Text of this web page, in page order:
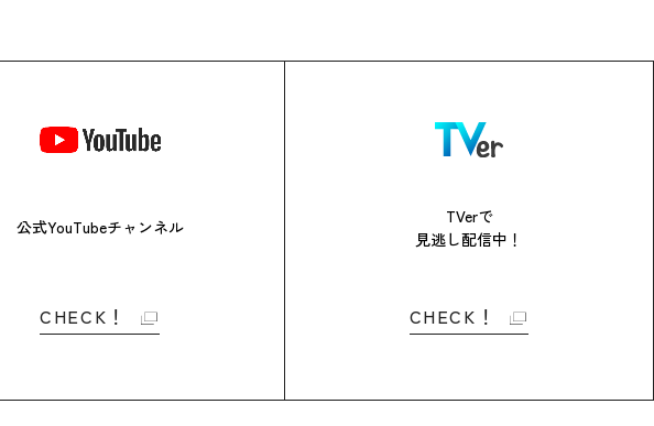
公式YouTubeチャンネル
CHECK！
TVerで
見逃し配信中！
CHECK！